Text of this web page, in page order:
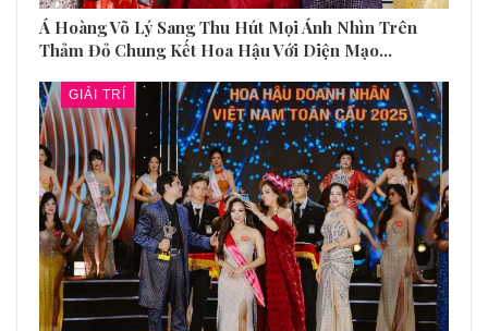
Á Hoàng Võ Lý Sang Thu Hút Mọi Ánh Nhìn Trên
Thảm Đỏ Chung Kết Hoa Hậu Với Diện Mạo…
GIẢI TRÍ